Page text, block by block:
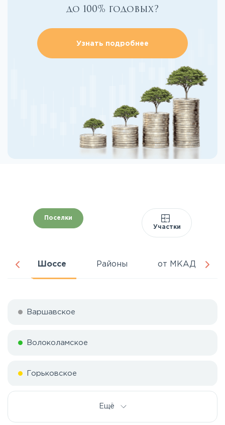
до 100% годовых?
Узнать подробнее
Поселки
Участки
Шоссе Районы от МКАД
Варшавское
Волоколамское
Горьковское
Ещё